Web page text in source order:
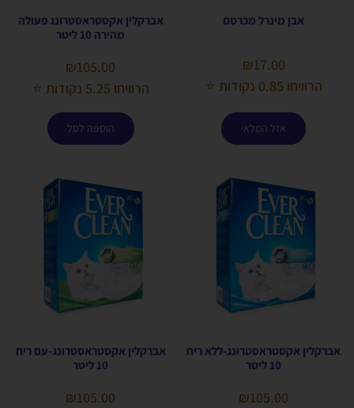
אבן מינרל מכרסם
₪17.00
הרוויחו 0.85 נקודות ⭐
אזל המלאי
אברקלין אקסטראסטרונג פעולה
מהירה 10 ליטר
₪105.00
הרוויחו 5.25 נקודות ⭐
הוספה לסל
אברקלין אקסטראסטרונג-ללא ריח
10 ליטר
₪105.00
אברקלין אקסטראסטרונג-עם ריח
10 ליטר
₪105.00